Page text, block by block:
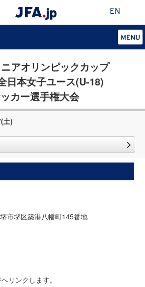
EN
アオリンピックカップ
日本女子ユース(U-18)
カー選手権大会
土)
市堺区築港八幡町145番地
リンクします。